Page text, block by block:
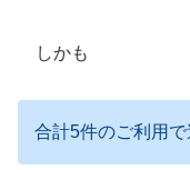
しかも
合計5件のご利用